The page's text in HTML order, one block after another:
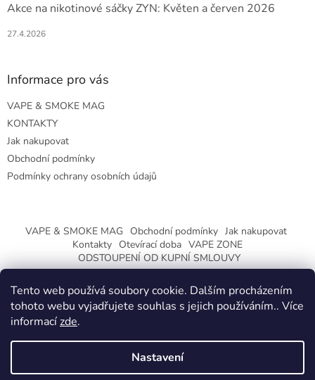
Tento web používá soubory cookie. Dalším procházením
tohoto webu vyjadřujete souhlas s jejich používáním.. Více
informacízde.
Nastavení
Akce na nikotinové sáčky ZYN: Květen a červen 2026
27.4.2026
Informace pro vás
VAPE & SMOKE MAG
KONTAKTY
Jak nakupovat
Obchodní podmínky
Podmínky ochrany osobních údajů
VAPE & SMOKE MAG Obchodní podmínky Jak nakupovat
Kontakty Otevírací doba VAPE ZONE
ODSTOUPENÍ OD KUPNÍ SMLOUVY